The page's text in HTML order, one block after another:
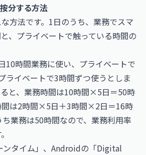
分する方法
方法です。1日のうち、業務でスマ
、プライベートで触っている時間の
10時間業務に使い、プライベートで
ライベートで3時間ずつ使うとしま
と、業務時間は10時間×5日＝50時
間は2時間×5日＋3時間×2日＝16時
業務は50時間なので、業務利用率
ンタイム」、Androidの「Digital